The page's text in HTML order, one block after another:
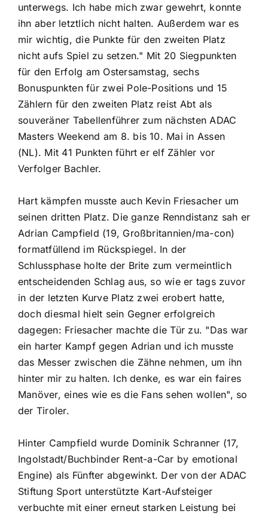
unterwegs. Ich habe mich zwar gewehrt, konnte
ihn aber letztlich nicht halten. Außerdem war es
mir wichtig, die Punkte für den zweiten Platz
nicht aufs Spiel zu setzen." Mit 20 Siegpunkten
für den Erfolg am Ostersamstag, sechs
Bonuspunkten für zwei Pole-Positions und 15
Zählern für den zweiten Platz reist Abt als
souveräner Tabellenführer zum nächsten ADAC
Masters Weekend am 8. bis 10. Mai in Assen
(NL). Mit 41 Punkten führt er elf Zähler vor
Verfolger Bachler.
Hart kämpfen musste auch Kevin Friesacher um
seinen dritten Platz. Die ganze Renndistanz sah er
Adrian Campfield (19, Großbritannien/ma-con)
formatfüllend im Rückspiegel. In der
Schlussphase holte der Brite zum vermeintlich
entscheidenden Schlag aus, so wie er tags zuvor
in der letzten Kurve Platz zwei erobert hatte,
doch diesmal hielt sein Gegner erfolgreich
dagegen: Friesacher machte die Tür zu. "Das war
ein harter Kampf gegen Adrian und ich musste
das Messer zwischen die Zähne nehmen, um ihn
hinter mir zu halten. Ich denke, es war ein faires
Manöver, eines wie es die Fans sehen wollen", so
der Tiroler.
Hinter Campfield wurde Dominik Schranner (17,
Ingolstadt/Buchbinder Rent-a-Car by emotional
Engine) als Fünfter abgewinkt. Der von der ADAC
Stiftung Sport unterstützte Kart-Aufsteiger
verbuchte mit einer erneut starken Leistung bei